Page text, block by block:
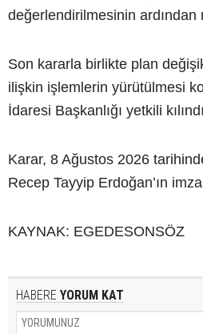
değerlendirilmesinin ardından
Son kararla birlikte plan
ilişkin işlemlerin yürütülmesi
İdaresi Başkanlığı yetkili
Karar, 8 Ağustos 2026
Recep Tayyip Erdoğan’ın
KAYNAK: EGEDESONSÖZ
HABERE YORUM KAT